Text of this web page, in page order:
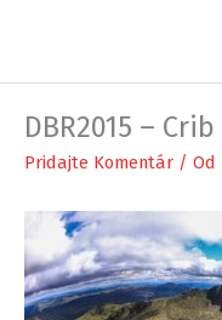
DBR2015 –
Pridajte Komentár / Od